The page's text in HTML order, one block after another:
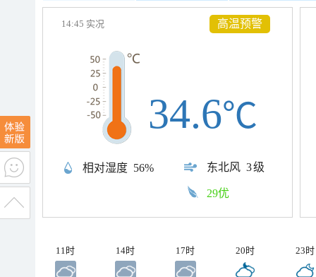
14:45 实况
相对湿度 56% 东北风 3级
34.6℃
29优
高温预警
11时 14时 17时 20时 23时